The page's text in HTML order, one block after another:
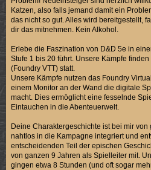
Katzen, also falls jemand damit ein
das nicht so gut. Alles wird bereitgestellt,
dir das mitnehmen. Kein Alkohol.
Erlebe die Faszination von D&D 5e in
Stufe 1 bis 20 führt. Unsere Kämpfe
(Foundry VTT) statt.
Unsere Kämpfe nutzen das Foundry
einem Monitor an der Wand die digitale
macht. Dies ermöglicht eine fesselnde
Eintauchen in die Abenteuerwelt.
Deine Charaktergeschichte ist bei mir
nahtlos in die Kampagne integriert und
entscheidenden Teil der epischen
von ganzen 9 Jahren als Spielleiter mit.
gingen etwa 8 Stunden (und oft sogar